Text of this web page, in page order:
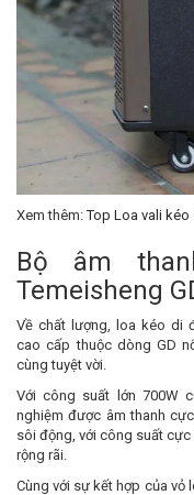
Xem thêm:Top Loa vali
Bộ âm
Temeisheng
Về chất lượng, loa kéo di
cao cấp thuộc dòng GD
cùng tuyệt vời.
Với công suất lớn 700W
nghiệm được âm thanh
sôi động, với công suất
rộng rãi.
Cùng với sự kết hợp của vỏ